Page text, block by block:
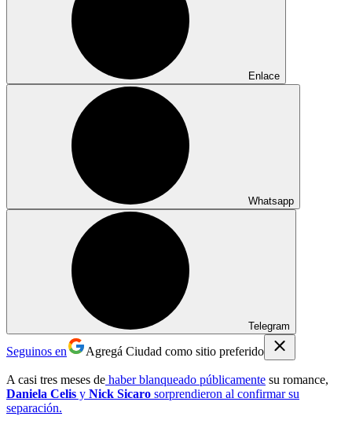
Enlace
Whatsapp
Telegram
Seguinos en Agregá Ciudad como sitio preferido
A casi tres meses de haber blanqueado públicamente su romance,
Daniela Celis y Nick Sicaro sorprendieron al confirmar su
separación.